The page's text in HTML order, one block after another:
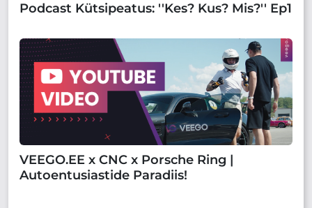
Podcast Kütsipeatus: ''Kes? Kus? Mis?'' Ep1
VEEGO.EE x CNC x Porsche Ring |
Autoentusiastide Paradiis!